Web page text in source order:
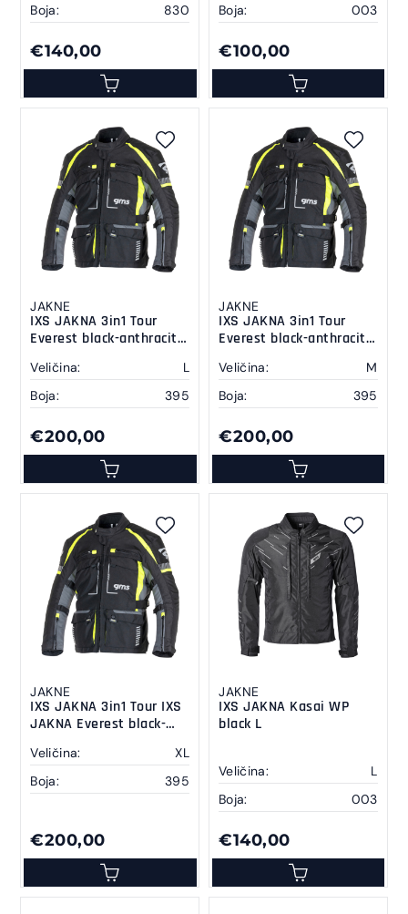
Boja: 830
€140,00
Boja: 003
€100,00
JAKNE
IXS JAKNA 3in1 Tour
Everest black-anthracit-
Veličina:
L
Boja:
395
€200,00
JAKNE
IXS JAKNA 3in1 Tour
Everest black-anthracit-
Veličina:
M
Boja:
395
€200,00
JAKNE
IXS JAKNA 3in1 Tour IXS
JAKNA Everest black-
Veličina:
XL
Boja:
395
€200,00
JAKNE
IXS JAKNA Kasai WP
black L
Veličina:
L
Boja:
003
€140,00